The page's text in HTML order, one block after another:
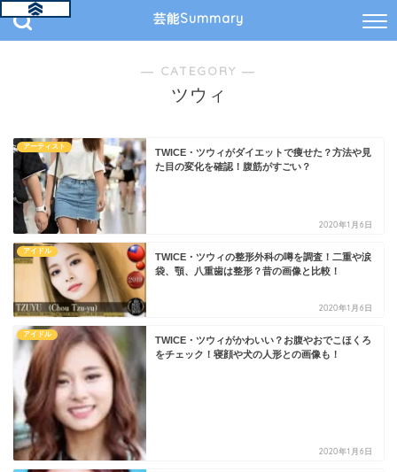
芸能Summary
― CATEGORY ―
ツウィ
アーティスト
TWICE・ツウィがダイエットで痩せた？方法や見
た目の変化を確認！腹筋がすごい？
2020年1月6日
アイドル
TWICE・ツウィの整形外科の噂を調査！二重や涙
袋、顎、八重歯は整形？昔の画像と比較！
2020年1月6日
アイドル
TWICE・ツウィがかわいい？お腹やおでこほくろ
をチェック！寝顔や犬の人形との画像も！
2020年1月6日